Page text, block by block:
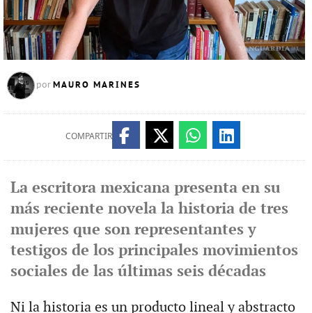
por MAURO MARINES
COMPARTIR
La escritora mexicana presenta en su
más reciente novela la historia de tres
mujeres que son representantes y
testigos de los principales movimientos
sociales de las últimas seis décadas
Ni la historia es un producto lineal y abstracto